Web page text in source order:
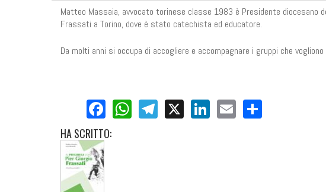
Matteo Massaia, avvocato torinese classe 1983 è Presidente diocesano
Frassati a Torino, dove è stato catechista ed educatore.
Da molti anni si occupa di accogliere e accompagnare i gruppi che
Facebook
WhatsApp
Telegram
X LinkedIn
Email
HASCRITTO: